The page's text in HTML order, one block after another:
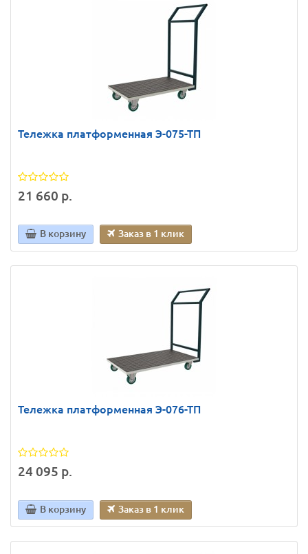
Тележка платформенная Э-075-ТП
21 660 р.
В корзину Заказ в 1 клик
Тележка платформенная Э-076-ТП
24 095 р.
В корзину Заказ в 1 клик